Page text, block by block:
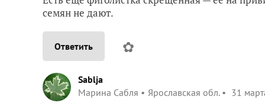
семян не дают.
Ответить ✿
Sablja
Марина Сабля
Ярославская обл. 31